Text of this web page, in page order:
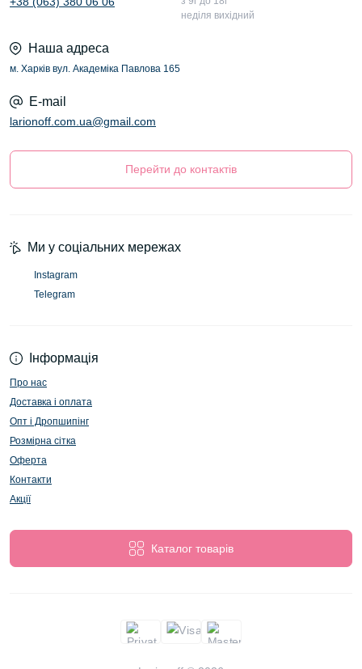
неділя вихідний
Наша адреса
м. Харків вул. Академіка Павлова 165
E-mail
larionoff.com.ua@gmail.com
Перейти до контактів
Інформація
Про нас
Доставка і оплата
Опт і Дропшипінг
Розмірна сітка
Оферта
Контакти
Акції
Каталог товарів
Ми у соціальних мережах
Instagram
Telegram